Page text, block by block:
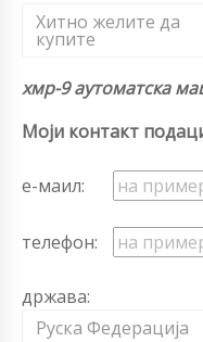
Хитно желите да
купите
хмр-9 аутоматска
Моји контакт
е-маил:
телефон:
држава:
Руска Федерација